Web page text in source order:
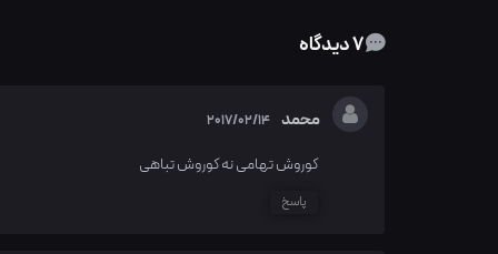
7 دیدگاه
محمد 2017/02/14
کوروش تهامی نه کوروش تباهی
پاسخ